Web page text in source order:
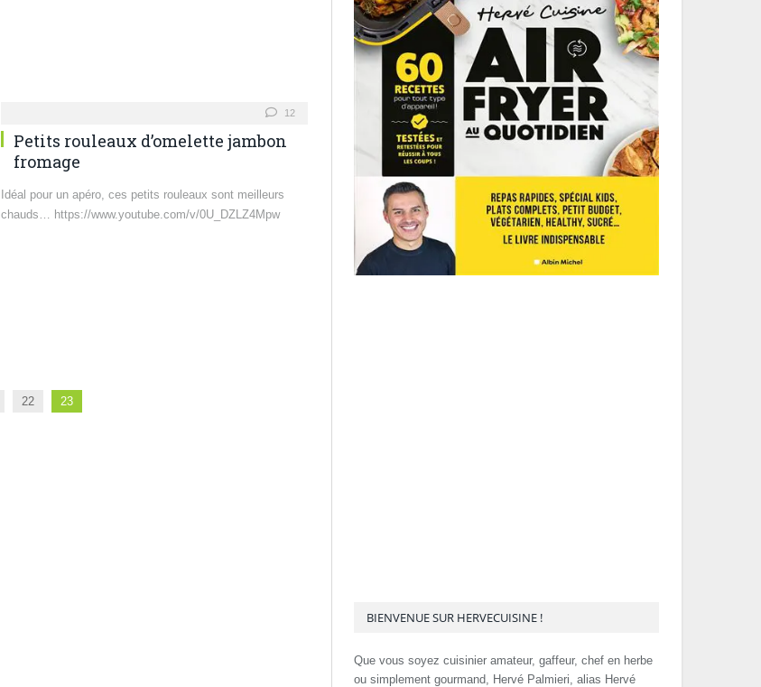
12
Petits rouleaux d’omelette jambon
fromage
Idéal pour un apéro, ces petits rouleaux sont meilleurs
chauds… https://www.youtube.com/v/0U_DZLZ4Mpw
22 23
BIENVENUE SUR HERVECUISINE !
Que vous soyez cuisinier amateur, gaffeur, chef en herbe
ou simplement gourmand, Hervé Palmieri, alias Hervé